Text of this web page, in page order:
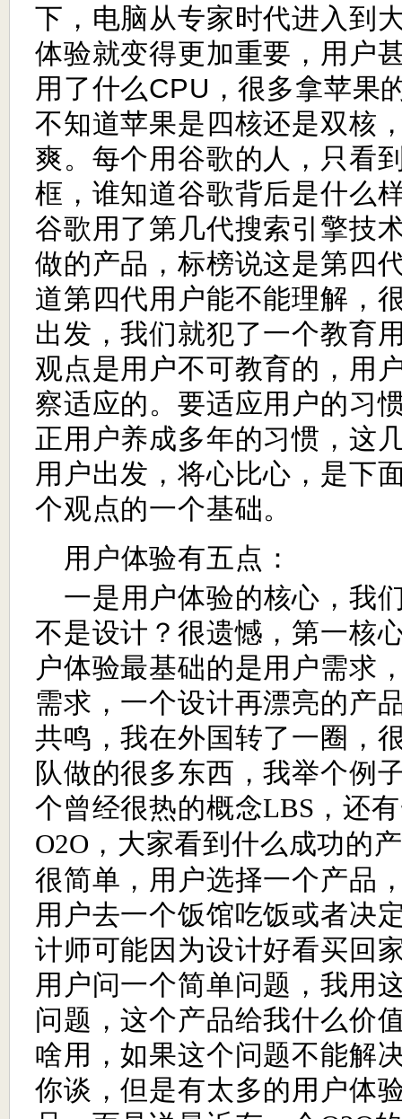
下，电脑从专家时代进入到
体验就变得更加重要，用户
用了什么CPU ，很多拿苹果
不知道苹果是四核还是双核
爽。每个用谷歌的人，只看
框，谁知道谷歌背后是什么
谷歌用了第几代搜索引擎技
做的产品，标榜说这是第四
道第四代用户能不能理解，
出发，我们就犯了一个教育
观点是用户不可教育的，用
察适应的。要适应用户的习
正用户养成多年的习惯，这
用户出发，将心比心，是下
个观点的一个基础。
用户体验有五点：
一是用户体验的核心，我
不是设计？很遗憾，第一核
户体验最基础的是用户需求
需求，一个设计再漂亮的产
共鸣，我在外国转了一圈，
队做的很多东西，我举个例
个曾经很热的概念LBS ，还
O2O ，大家看到什么成功的
很简单，用户选择一个产品
用户去一个饭馆吃饭或者决
计师可能因为设计好看买回
用户问一个简单问题，我用
问题，这个产品给我什么价
啥用，如果这个问题不能解
你谈，但是有太多的用户体